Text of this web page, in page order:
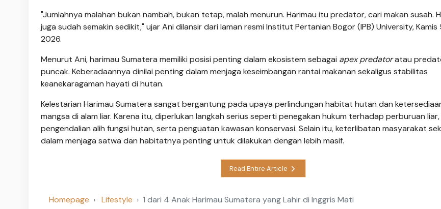
"Jumlahnya malahan bukan nambah, bukan tetap, malah menurun. Harimau itu predator, cari makan susah.
juga sudah semakin sedikit," ujar Ani dilansir dari laman resmi Institut Pertanian Bogor (IPB) University, Kamis
2026.
Menurut Ani, harimau Sumatera memiliki posisi penting dalam ekosistem sebagai apex predatoratau
puncak. Keberadaannya dinilai penting dalam menjaga keseimbangan rantai makanan sekaligus stabilitas
keanekaragaman hayati di hutan.
Kelestarian Harimau Sumatera sangat bergantung pada upaya perlindungan habitat hutan dan
mangsa di alam liar. Karena itu, diperlukan langkah serius seperti penegakan hukum terhadap perburuan liar,
pengendalian alih fungsi hutan, serta penguatan kawasan konservasi. Selain itu, keterlibatan masyarakat
dalam menjaga satwa dan habitatnya penting untuk dilakukan dengan lebih masif.
Read Entire Article
Homepage Lifestyle 1 dari 4 Anak Harimau Sumatera yang Lahir di Inggris Mati